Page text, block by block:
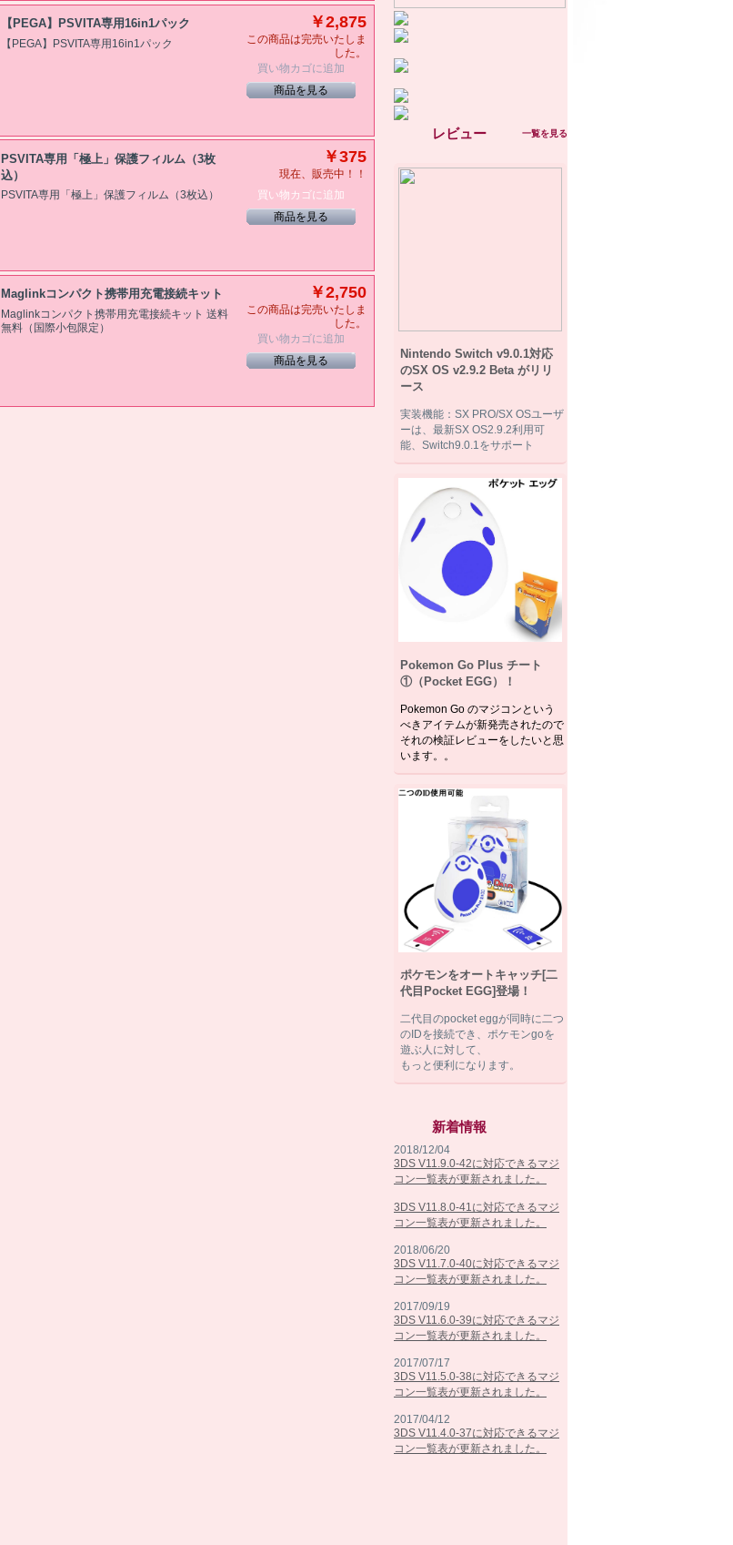
【PEGA】PSVITA専用16in1パック
【PEGA】PSVITA専用16in1パック
￥2,875
この商品は完売いたしま
した。
買い物カゴに追加
商品を見る
PSVITA専用「極上」保護フィルム（3枚
込）
PSVITA専用「極上」保護フィルム（3枚込）
￥375
現在、販売中！！
買い物カゴに追加
商品を見る
Maglinkコンパクト携帯用充電接続キット
Maglinkコンパクト携帯用充電接続キット 送料
無料（国際小包限定）
￥2,750
この商品は完売いたしま
した。
買い物カゴに追加
商品を見る
レビュー 一覧を見る
Nintendo Switch v9.0.1対応
のSX OS v2.9.2 Beta がリリ
ース
実装機能：SX PRO/SX OSユーザ
ーは、最新SX OS2.9.2利用可
能、Switch9.0.1をサポート
Pokemon Go Plus チート
①（Pocket EGG）！
Pokemon Go のマジコンという
べきアイテムが新発売されたので
それの検証レビューをしたいと思
います。。
ポケモンをオートキャッチ[二
代目Pocket EGG]登場！
二代目のpocket eggが同時に二つ
のIDを接続でき、ポケモンgoを
遊ぶ人に対して、
もっと便利になります。
新着情報
2018/12/04
3DS V11.9.0-42に対応できるマジ
コン一覧表が更新されました。
3DS V11.8.0-41に対応できるマジ
コン一覧表が更新されました。
2018/06/20
3DS V11.7.0-40に対応できるマジ
コン一覧表が更新されました。
2017/09/19
3DS V11.6.0-39に対応できるマジ
コン一覧表が更新されました。
2017/07/17
3DS V11.5.0-38に対応できるマジ
コン一覧表が更新されました。
2017/04/12
3DS V11.4.0-37に対応できるマジ
コン一覧表が更新されました。